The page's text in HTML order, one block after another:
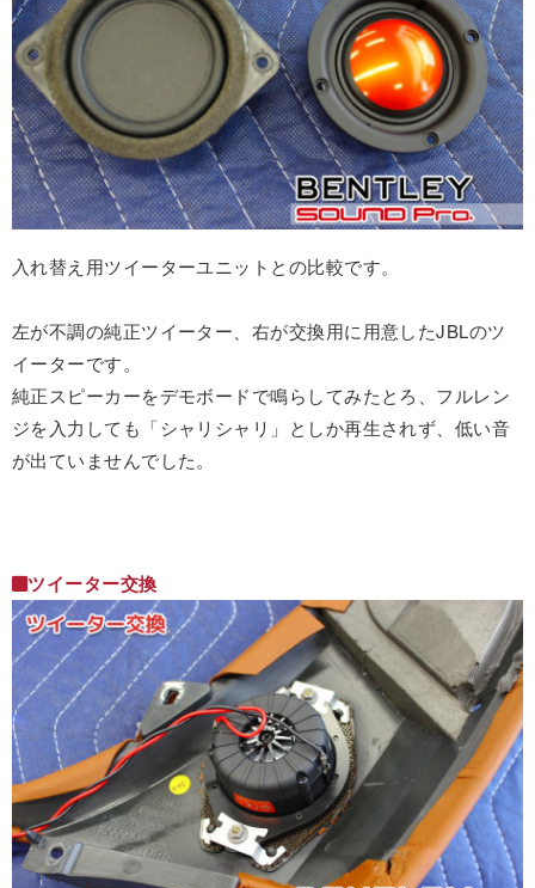
入れ替え用ツイーターユニットとの比較です。
左が不調の純正ツイーター、右が交換用に用意したJBLのツ
イーターです。
純正スピーカーをデモボードで鳴らしてみたとろ、フルレン
ジを入力しても「シャリシャリ」としか再生されず、低い音
が出ていませんでした。
ツイーター交換